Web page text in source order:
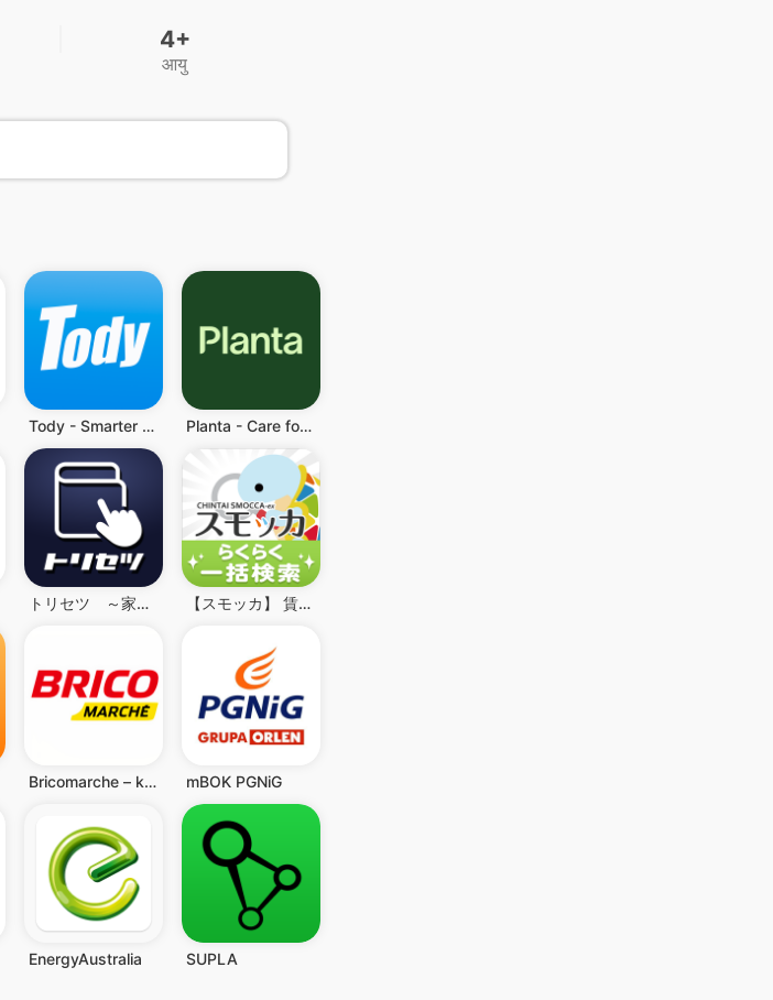
4+
आयु
Tody - Smarter Cleaning Planta - Care for your plants
トリセツ ～家電の取扱説明書とお役立ち情報を一元管理！～ 【スモッカ】 賃貸物件検索アプリ 賃貸・物件・家・部屋探し
Bricomarche – kupony, gazetki mBOK PGNiG
EnergyAustralia SUPLA